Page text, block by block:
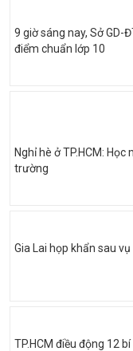
9 giờ sáng nay, Sở GD-
điểm chuẩn lớp 10
Nghỉ hè ở TP.HCM:
trường
Gia Lai họp khẩn sau
TP.HCM điều động 12